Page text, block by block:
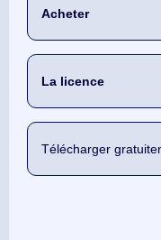
Acheter
La licence
Télécharger